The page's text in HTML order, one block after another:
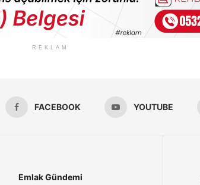
REKLAM
FACEBOOK YOUTUBE
Emlak Gündemi